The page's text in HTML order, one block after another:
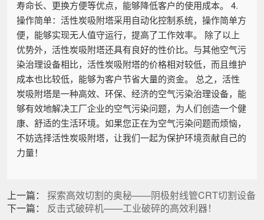
寿命长、更换方便等优点，能够降低客户的使用成本。 4.
操作简单：活性炭吸附塔采用自动化控制系统，操作简单方
便，能够实现无人值守运行，提高了工作效率。 除了以上
优势外，活性炭吸附塔还具有良好的性价比。与其他空气污
染治理设备相比，活性炭吸附塔的价格相对较低，而且维护
成本也比较低，能够为客户节省大量的资金。 总之，活性
炭吸附塔是一种高效、环保、经济的空气污染治理设备，能
够有效地解决工厂企业的空气污染问题，为人们创造一个健
康、舒适的生活环境。如果您正在为空气污染问题而烦恼，
不妨选择活性炭吸附塔，让我们一起为保护环境贡献自己的
力量！
上一篇： 探索高效切割的奥秘——阴极射线管CRT切割设备
下一篇： 反击式破碎机——工业破碎的高效利器！